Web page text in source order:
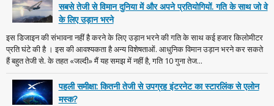
सबसे तेजी से विमान दुनिया में और अपने प्रतियोगियों. गति के साथ जो वे
के लिए उड़ान भरने
इस डिजाइन की संभावना नहीं है करने के लिए उड़ान भरने की गति के साथ कई हजार किलोमीटर
प्रति घंटे की है । इस की आवश्यकता है अन्य विशेषताओं. आधुनिक विमान उड़ान भरने कर सकते
हैं बहुत तेजी से. के तहत «जल्दी» मैं यह समझ में नहीं है, गति 10 गुना तेज...
पहली समीक्षा: कितनी तेजी से उपग्रह इंटरनेट का स्टारलिंक से एलोन
मस्क?